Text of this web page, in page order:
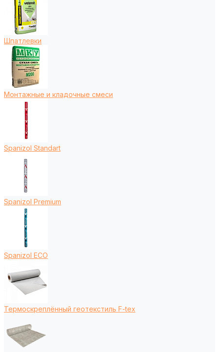
Шпатлевки
Монтажные и кладочные смеси
Spanizol Standart
Spanizol Premium
Spanizol ECO
Термоскреплённый геотекстиль F-tex